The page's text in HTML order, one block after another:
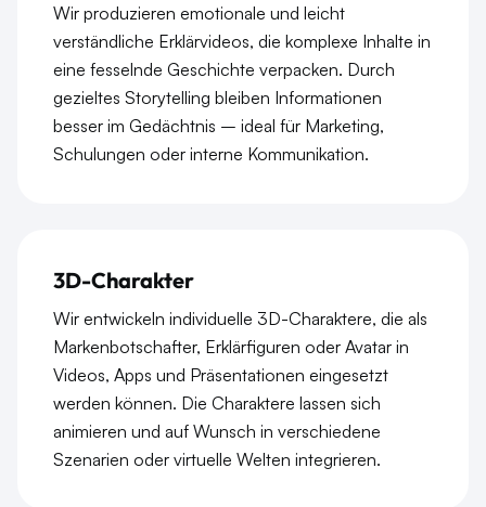
Wir produzieren emotionale und leicht
verständliche Erklärvideos, die komplexe Inhalte in
eine fesselnde Geschichte verpacken. Durch
gezieltes Storytelling bleiben Informationen
besser im Gedächtnis – ideal für Marketing,
Schulungen oder interne Kommunikation.
3D-Charakter
Wir entwickeln individuelle 3D-Charaktere, die als
Markenbotschafter, Erklärfiguren oder Avatar in
Videos, Apps und Präsentationen eingesetzt
werden können. Die Charaktere lassen sich
animieren und auf Wunsch in verschiedene
Szenarien oder virtuelle Welten integrieren.